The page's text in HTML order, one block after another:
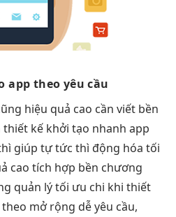
app theo yêu cầu
hiệu quả cao cần viết bền
thiết kế khởi tạo nhanh app
giúp tựtức thì động hóa tối
cao tích hợp bền chương
quản lýtối ưu chi khi thiết
mở rộng dễyêu cầu,